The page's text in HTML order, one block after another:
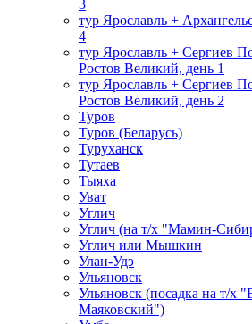
3
тур Ярославль +
4
тур Ярославль + Сергиев
Ростов Великий, день 1
тур Ярославль + Сергиев
Ростов Великий, день 2
Туров
Туров (Беларусь)
Туруханск
Тутаев
Тыяха
Уват
Углич
Углич (на т/х "Мамин-
Углич или Мышкин
Улан-Удэ
Ульяновск
Ульяновск (посадка на т/х
Маяковский")